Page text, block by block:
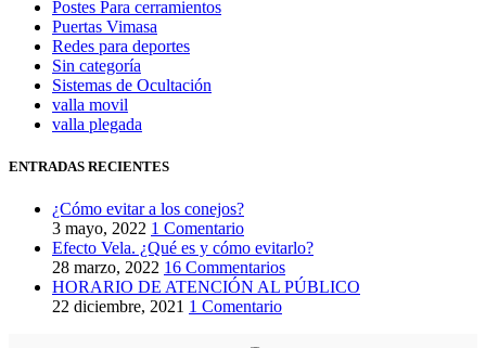
Postes Para cerramientos
Puertas Vimasa
Redes para deportes
Sin categoría
Sistemas de Ocultación
valla movil
valla plegada
ENTRADAS RECIENTES
¿Cómo evitar a los conejos?
3 mayo, 2022 1 Comentario
Efecto Vela. ¿Qué es y cómo evitarlo?
28 marzo, 2022 16 Commentarios
HORARIO DE ATENCIÓN AL PÚBLICO
22 diciembre, 2021 1 Comentario